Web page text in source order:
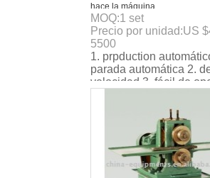
hace la máquina
MOQ:1 set
Precio por unidad:US $
5500
1. prpduction
parada automática 2.
velocidad 3. fácil de